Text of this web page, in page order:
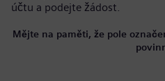
účtu a podejte žádost.
Mějte na paměti, že pole